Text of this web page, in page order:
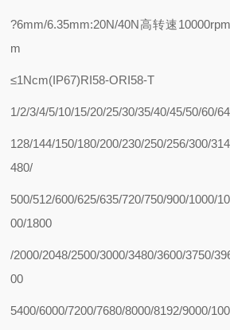
?6mm/6.35mm:20N/40N高转速
m
≤1Ncm(IP67)RI58-ORI58-T
1/2/3/4/5/10/15/20/25/30/35/40/45/50/60/
128/144/150/180/200/230/250/256/300/
480/
500/512/600/625/635/720/750/900/1000/
00/1800
/2000/2048/2500/3000/3480/3600/3750/
00
5400/6000/7200/7680/8000/8192/9000/